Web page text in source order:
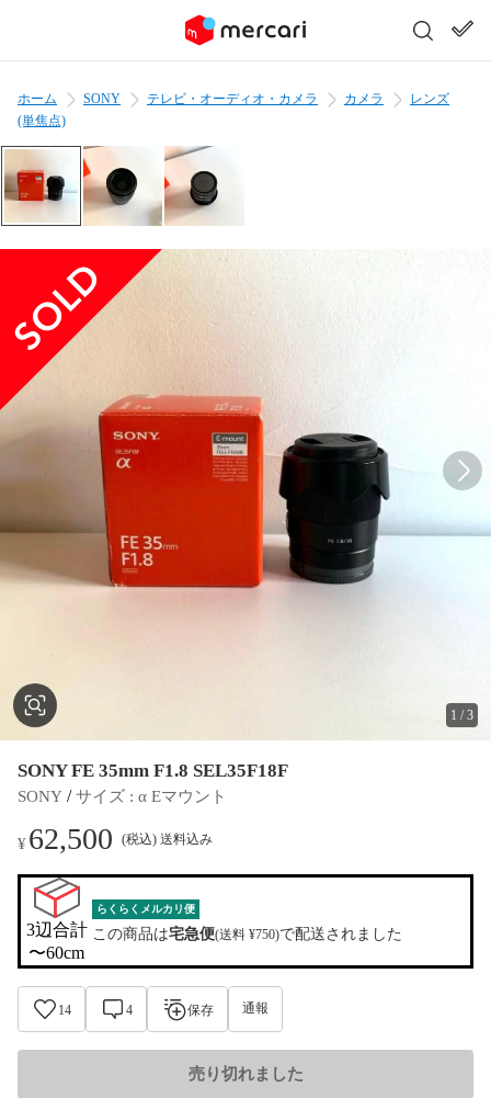
ホーム SONY テレビ・オーディオ・カメラ カメラ
レンズ
(単焦点)
1 /3
SONY FE 35mm F1.8 SEL35F18F
SONY / サイズ : α Eマウント
¥62,500 (税込) 送料込み
3辺合計
〜60cm
らくらくメルカリ便
この商品は宅急便(送料 ¥750)で配送されました
14 4 保存 通報
売り切れました